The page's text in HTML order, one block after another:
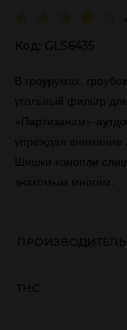
В гроурумах,
угольный фильтр
«Партизанам»-
упреждая внимание
Шишки конопли
знакомым многим.